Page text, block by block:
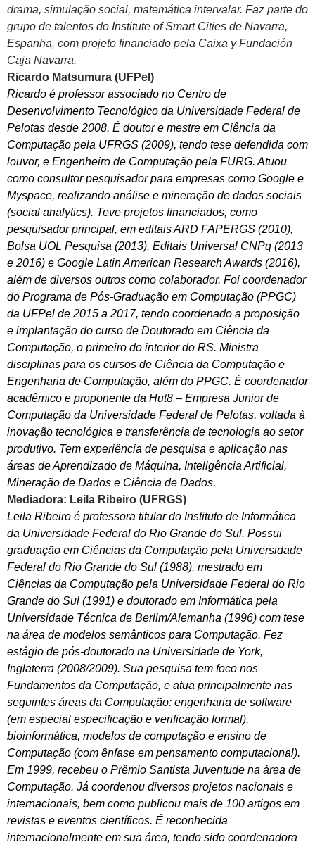
drama, simulação social, matemática intervalar. Faz parte do
grupo de talentos do Institute of Smart Cities de Navarra,
Espanha, com projeto financiado pela Caixa y Fundación
Caja Navarra.
Ricardo Matsumura (UFPel)
Ricardo é professor associado no Centro de
Desenvolvimento Tecnológico da Universidade Federal de
Pelotas desde 2008. É doutor e mestre em Ciência da
Computação pela UFRGS (2009), tendo tese defendida com
louvor, e Engenheiro de Computação pela FURG. Atuou
como consultor pesquisador para empresas como Google e
Myspace, realizando análise e mineração de dados sociais
(social analytics). Teve projetos financiados, como
pesquisador principal, em editais ARD FAPERGS (2010),
Bolsa UOL Pesquisa (2013), Editais Universal CNPq (2013
e 2016) e Google Latin American Research Awards (2016),
além de diversos outros como colaborador. Foi coordenador
do Programa de Pós-Graduação em Computação (PPGC)
da UFPel de 2015 a 2017, tendo coordenado a proposição
e implantação do curso de Doutorado em Ciência da
Computação, o primeiro do interior do RS. Ministra
disciplinas para os cursos de Ciência da Computação e
Engenharia de Computação, além do PPGC. É coordenador
acadêmico e proponente da Hut8 – Empresa Junior de
Computação da Universidade Federal de Pelotas, voltada à
inovação tecnológica e transferência de tecnologia ao setor
produtivo. Tem experiência de pesquisa e aplicação nas
áreas de Aprendizado de Máquina, Inteligência Artificial,
Mineração de Dados e Ciência de Dados.
Mediadora: Leila Ribeiro (UFRGS)
Leila Ribeiro é professora titular do Instituto de Informática
da Universidade Federal do Rio Grande do Sul. Possui
graduação em Ciências da Computação pela Universidade
Federal do Rio Grande do Sul (1988), mestrado em
Ciências da Computação pela Universidade Federal do Rio
Grande do Sul (1991) e doutorado em Informática pela
Universidade Técnica de Berlim/Alemanha (1996) com tese
na área de modelos semânticos para Computação. Fez
estágio de pós-doutorado na Universidade de York,
Inglaterra (2008/2009). Sua pesquisa tem foco nos
Fundamentos da Computação, e atua principalmente nas
seguintes áreas da Computação: engenharia de software
(em especial especificação e verificação formal),
bioinformática, modelos de computação e ensino de
Computação (com ênfase em pensamento computacional).
Em 1999, recebeu o Prêmio Santista Juventude na área de
Computação. Já coordenou diversos projetos nacionais e
internacionais, bem como publicou mais de 100 artigos em
revistas e eventos científicos. É reconhecida
internacionalmente em sua área, tendo sido coordenadora